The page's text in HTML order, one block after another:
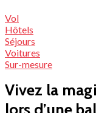
Vol
Hôtels
Séjours
Voitures
Sur-mesure
Vivez la